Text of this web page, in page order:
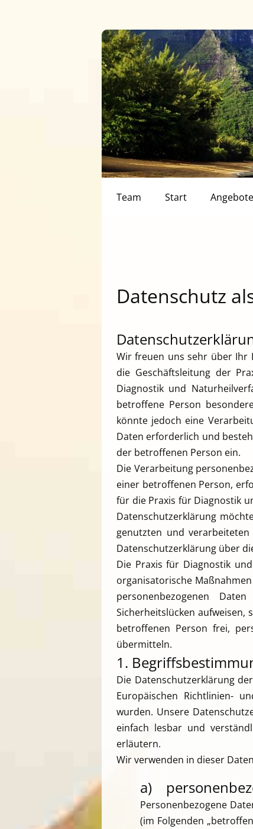
Team Start Angebote
Datenschutz
Wir freuen uns sehr über Ihr
die Geschäftsleitung der
Diagnostik und
betroffene Person
könnte jedoch eine
Daten erforderlich und
der betroffenen Person ein.
Die Verarbeitung
einer betroffenen Person,
für die Praxis für Diagnostik
Datenschutzerklärung
genutzten und
Datenschutzerklärung über
Die Praxis für Diagnostik
organisatorische
personenbezogenen
Sicherheitslücken aufweisen,
betroffenen Person frei,
übermitteln.
1.
Die Datenschutzerklärung
Europäischen Richtlinien-
wurden. Unsere
einfach lesbar und
erläutern.
Wir verwenden in dieser
a)
Personenbezogene
(im Folgenden